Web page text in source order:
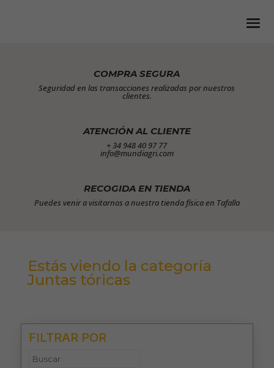
COMPRA SEGURA
Seguridad en las transacciones realizadas por nuestros
clientes.
ATENCIÓN AL CLIENTE
+ 34 948 40 97 77
info@mundiagri.com
RECOGIDA EN TIENDA
Puedes venir a visitarnos a nuestra tienda física en Tafalla
Estás viendo la categoría
Juntas tóricas
FILTRAR POR